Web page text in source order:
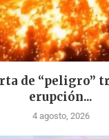
de “peligro”
erupción...
4 agosto, 2026